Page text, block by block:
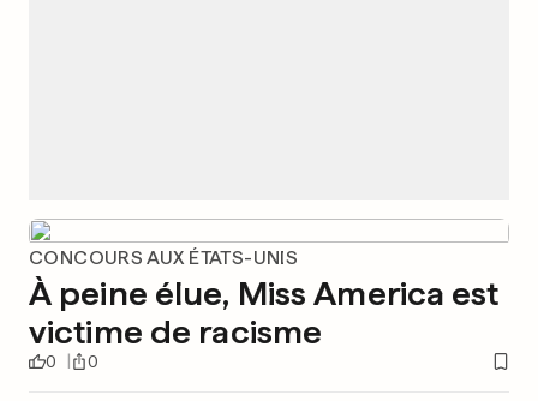
CONCOURS AUX ÉTATS-UNIS
À peine élue, Miss America est
victime de racisme
0 0